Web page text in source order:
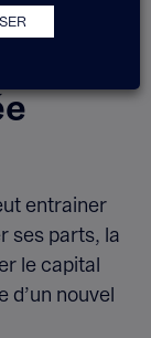
entrainer
ses parts, la
le capital
d’un nouvel